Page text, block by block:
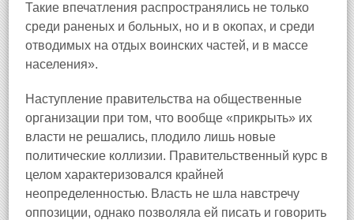
Такие впечатления распространялись не только
среди раненых и больных, но и в окопах, и среди
отводимых на отдых воинских частей, и в массе
населения».
Наступление правительства на общественные
организации при том, что вообще «прикрыть» их
власти не решались, плодило лишь новые
политические коллизии. Правительственный курс в
целом характеризовался крайней
неопределенностью. Власть не шла навстречу
оппозиции, однако позволяла ей писать и говорить